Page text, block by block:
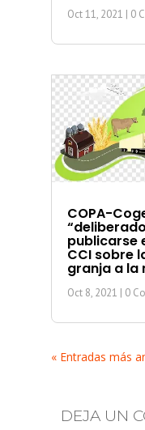
Oct 11, 2021 | 0
COPA-
publicarse
CCI sobre
granja a la
Oct 8, 2021 | 0
« Entradas más
DEJA UN